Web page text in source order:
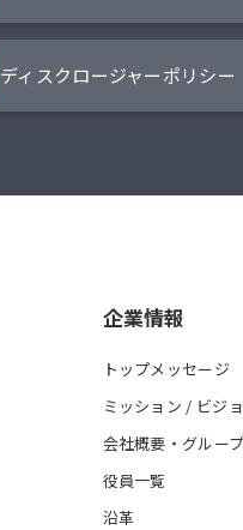
ディスクロージャーポリシー
企業情報
トップメッセージ
ミッション / ビジ
会社概要・グルー
役員一覧
沿革